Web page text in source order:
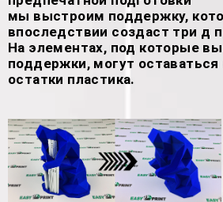
мы выстроим поддержку,
впоследствии создаст три д
На элементах, под которые
поддержки, могут
остатки пластика.